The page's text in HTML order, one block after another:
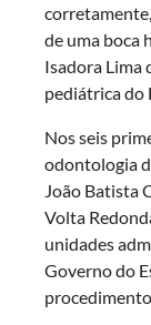
de uma boca
Isadora Lima
pediátrica do
Nos seis
odontologia
João Batista
Volta
unidades
Governo do